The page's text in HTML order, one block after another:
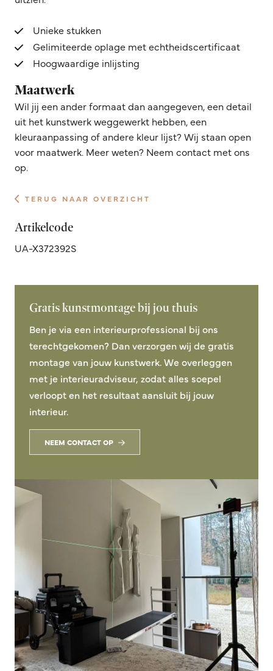
Unieke stukken
Gelimiteerde oplage met echtheidscertificaat
Hoogwaardige inlijsting
Maatwerk
Wil jij een ander formaat dan aangegeven, een detail
uit het kunstwerk weggewerkt hebben, een
kleuraanpassing of andere kleur lijst? Wij staan open
voor maatwerk. Meer weten? Neem contact met ons
op.
TERUG NAAR OVERZICHT
Artikelcode
UA-X372392S
Gratis kunstmontage bij jou thuis
Ben je via een interieurprofessional bij ons
terechtgekomen? Dan verzorgen wij de gratis
montage van jouw kunstwerk. We overleggen
met je interieuradviseur, zodat alles soepel
verloopt en het resultaat aansluit bij jouw
interieur.
NEEM CONTACT OP